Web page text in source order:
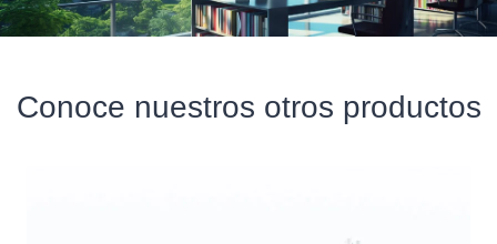
Conoce nuestros otros productos